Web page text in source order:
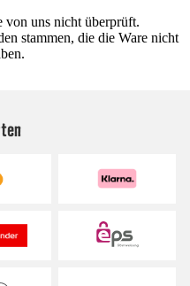
uns nicht überprüft.
stammen, die die Ware nicht